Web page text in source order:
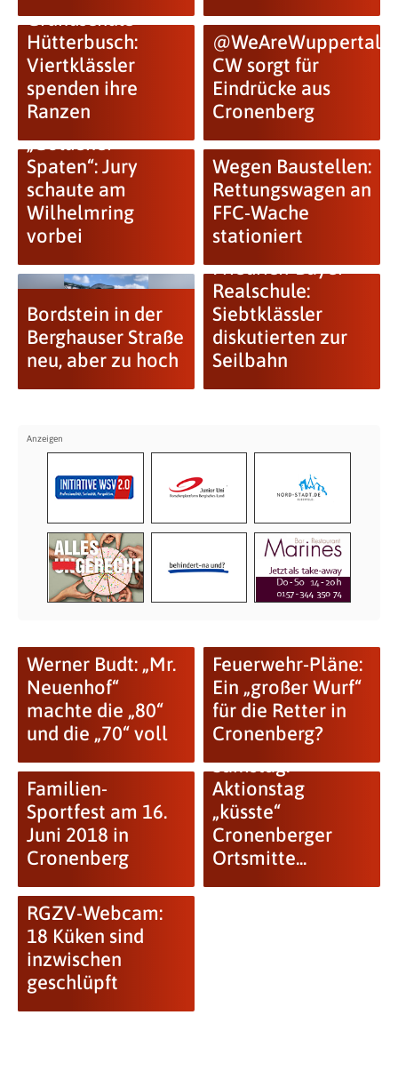
Grundschule
Hütterbusch:
Viertklässler
spenden ihre
Ranzen
@WeAreWuppertal:
CW sorgt für
Eindrücke aus
Cronenberg
„Goldener
Spaten“: Jury
schaute am
Wilhelmring
vorbei
Wegen Baustellen:
Rettungswagen an
FFC-Wache
stationiert
Bordstein in der
Berghauser Straße
neu, aber zu hoch
Friedrich-Bayer-
Realschule:
Siebtklässler
diskutierten zur
Seilbahn
Werner Budt: „Mr.
Neuenhof“
machte die „80“
und die „70“ voll
Feuerwehr-Pläne:
Ein „großer Wurf“
für die Retter in
Cronenberg?
Familien-
Sportfest am 16.
Juni 2018 in
Cronenberg
Langer Kunst-
Samstag:
Aktionstag
„küsste“
Cronenberger
Ortsmitte...
RGZV-Webcam:
18 Küken sind
inzwischen
geschlüpft